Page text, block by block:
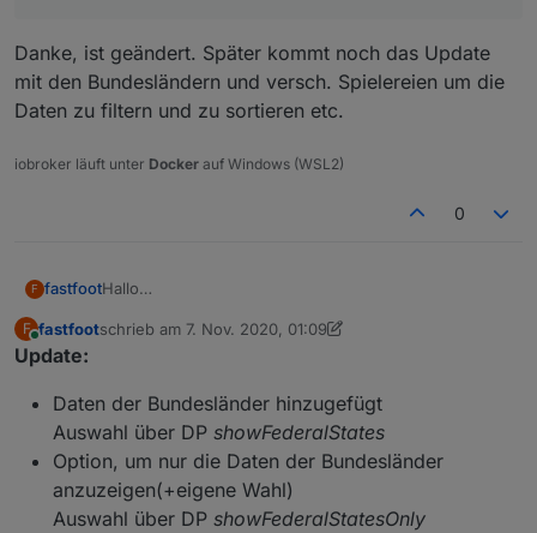
Danke, ist geändert. Später kommt noch das Update
mit den Bundesländern und versch. Spielereien um die
Daten zu filtern und zu sortieren etc.
iobroker läuft unter Docker auf Windows (WSL2)
0
F fastfootHallo
Österreichhabe ich einmal versucht, die Daten für
Covid 19 Adapter, weshalb er vor Nutzung installiert
und konfiguriert(Städte und Kreise) werden muss
Ich hoffe jemand kann es gebrauchen, über Feedback
Eigene Kreise/Städte können definiert werden,
die Anzeige erfolgt dann am Beginn der Tabelle
Ein Minimalwert kann definiert werden, kleinere
Werte werden ausgeblendet
Einfache Darstellung in VIS
F
Online
fastfootschrieb am 7. Nov. 2020, 01:09
zuletzt editiert von fastfoot11. Juli 2020, 07:01
Update:
Daten der Bundesländer hinzugefügt
Auswahl über DP showFederalStates
Option, um nur die Daten der Bundesländer
anzuzeigen(+eigene Wahl)
Auswahl über DP showFederalStatesOnly